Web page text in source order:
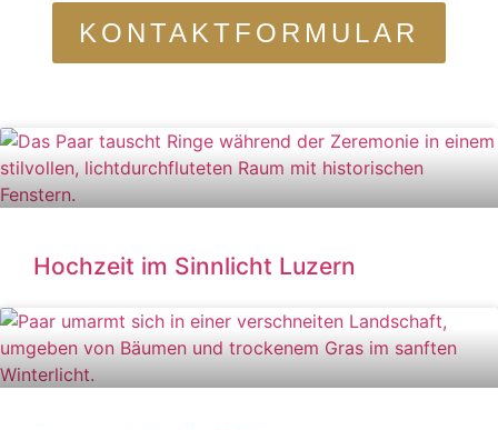
KONTAKTFORMULAR
Hochzeit im Sinnlicht Luzern